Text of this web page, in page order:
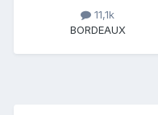
11,1k
BORDEAUX